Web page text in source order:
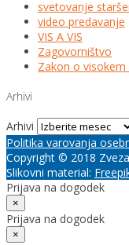
svetovanje
video predavanje
VIS A VIS
Zagovorništvo
Zakon o visokem
Arhivi
Arhivi
Politika varovanja
Copyright © 2018
Slikovni material:
Prijava na dogodek
×
Prijava na dogodek
×